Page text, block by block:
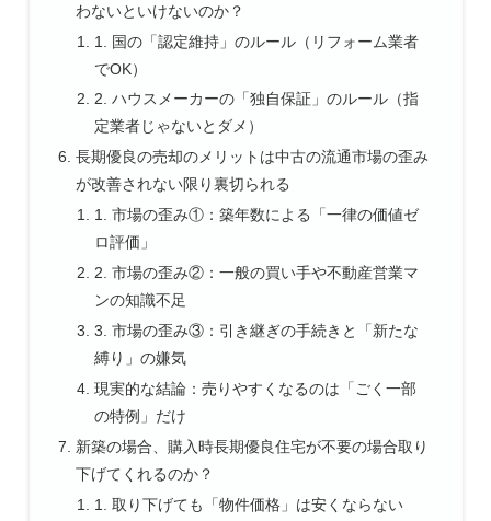
わないといけないのか？
1. 国の「認定維持」のルール（リフォーム業者
でOK）
2. ハウスメーカーの「独自保証」のルール（指
定業者じゃないとダメ）
長期優良の売却のメリットは中古の流通市場の歪み
が改善されない限り裏切られる
1. 市場の歪み①：築年数による「一律の価値ゼ
ロ評価」
2. 市場の歪み②：一般の買い手や不動産営業マ
ンの知識不足
3. 市場の歪み③：引き継ぎの手続きと「新たな
縛り」の嫌気
現実的な結論：売りやすくなるのは「ごく一部
の特例」だけ
新築の場合、購入時長期優良住宅が不要の場合取り
下げてくれるのか？
1. 取り下げても「物件価格」は安くならない